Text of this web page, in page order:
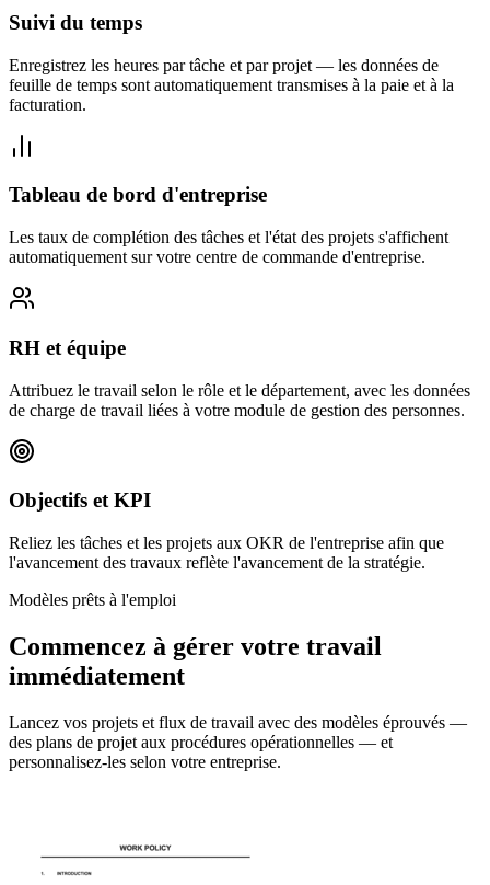
Suivi du temps
Enregistrez les heures par tâche et par projet — les données de
feuille de temps sont automatiquement transmises à la paie et à la
facturation.
Tableau de bord d'entreprise
Les taux de complétion des tâches et l'état des projets s'affichent
automatiquement sur votre centre de commande d'entreprise.
RH et équipe
Attribuez le travail selon le rôle et le département, avec les données
de charge de travail liées à votre module de gestion des personnes.
Objectifs et KPI
Reliez les tâches et les projets aux OKR de l'entreprise afin que
l'avancement des travaux reflète l'avancement de la stratégie.
Modèles prêts à l'emploi
Commencez à gérer votre travail
immédiatement
Lancez vos projets et flux de travail avec des modèles éprouvés —
des plans de projet aux procédures opérationnelles — et
personnalisez-les selon votre entreprise.